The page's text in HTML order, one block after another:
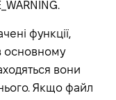
функції,
основному
вони
Якщо файл